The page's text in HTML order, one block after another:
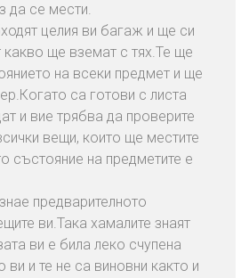
да се мести.
целия ви багаж и ще си
какво ще вземат с тях.Те ще
на всеки предмет и ще
са готови с листа
и вие трябва да проверите
вещи, които ще местите
състояние на предметите е
предварителното
ви.Така хамалите знаят
ви е била леко счупена
ви и те не са виновни както и